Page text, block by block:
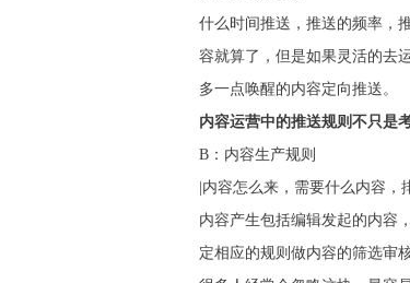
什么时间推送，推送的频率，
容就算了，但是如果灵活的去
多一点唤醒的内容定向推送。
内容运营中的推送规则不只是
B：内容生产规则
|内容怎么来，需要什么内容，
内容产生包括编辑发起的内容
定相应的规则做内容的筛选审